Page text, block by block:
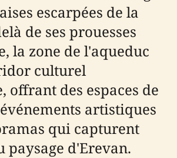
escarpées de la
de ses prouesses
la zone de l'aqueduc
culturel
offrant des espaces de
artistiques
qui capturent
paysage d'Erevan.